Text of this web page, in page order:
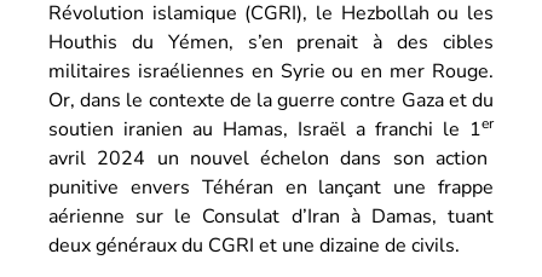
Révolution islamique (CGRI), le Hezbollah ou les
Houthis du Yémen, s’en prenait à des cibles
militaires israéliennes en Syrie ou en mer Rouge.
Or, dans le contexte de la guerre contre Gaza et du
soutien iranien au Hamas, Israël a franchi le 1er
avril 2024 un nouvel échelon dans son action
punitive envers Téhéran en lançant une frappe
aérienne sur le Consulat d’Iran à Damas, tuant
deux généraux du CGRI et une dizaine de civils.